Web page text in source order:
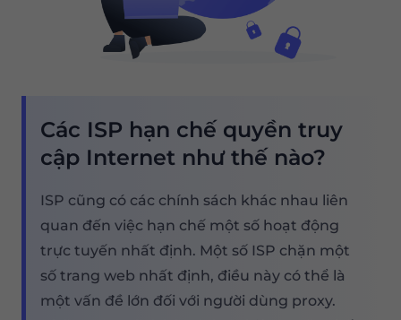
Các ISP hạn chế quyền truy
cập Internet như thế nào?
ISP cũng có các chính sách khác nhau liên
quan đến việc hạn chế một số hoạt động
trực tuyến nhất định. Một số ISP chặn một
số trang web nhất định, điều này có thể là
một vấn đề lớn đối với người dùng proxy.